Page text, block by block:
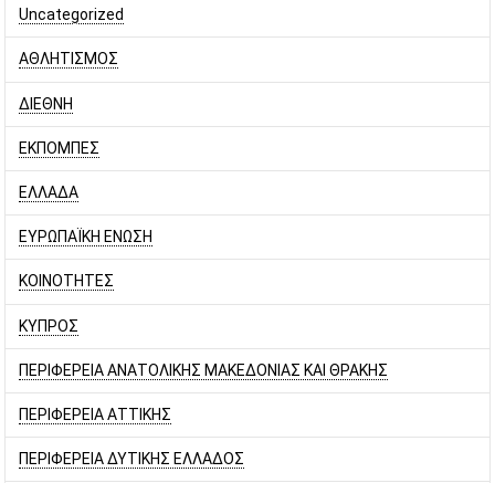
Uncategorized
ΑΘΛΗΤΙΣΜΟΣ
ΔΙΕΘΝΗ
ΕΚΠΟΜΠΕΣ
ΕΛΛΑΔΑ
ΕΥΡΩΠΑΪΚΗ ΕΝΩΣΗ
ΚΟΙΝΟΤΗΤΕΣ
ΚΥΠΡΟΣ
ΠΕΡΙΦΕΡΕΙΑ ΑΝΑΤΟΛΙΚΗΣ ΜΑΚΕΔΟΝΙΑΣ ΚΑΙ ΘΡΑΚΗΣ
ΠΕΡΙΦΕΡΕΙΑ ΑΤΤΙΚΗΣ
ΠΕΡΙΦΕΡΕΙΑ ΔΥΤΙΚΗΣ ΕΛΛΑΔΟΣ